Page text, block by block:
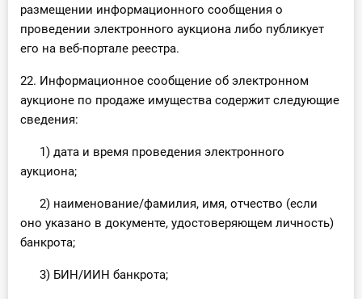
размещении информационного сообщения о
проведении электронного аукциона либо публикует
его на веб-портале реестра.
22. Информационное сообщение об электронном
аукционе по продаже имущества содержит следующие
сведения:
1) дата и время проведения электронного
аукциона;
2) наименование/фамилия, имя, отчество (если
оно указано в документе, удостоверяющем личность)
банкрота;
3) БИН/ИИН банкрота;